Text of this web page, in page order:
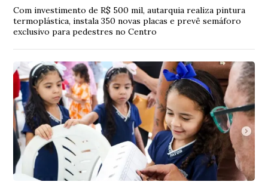
Com investimento de R$ 500 mil, autarquia realiza pintura
termoplástica, instala 350 novas placas e prevê semáforo
exclusivo para pedestres no Centro